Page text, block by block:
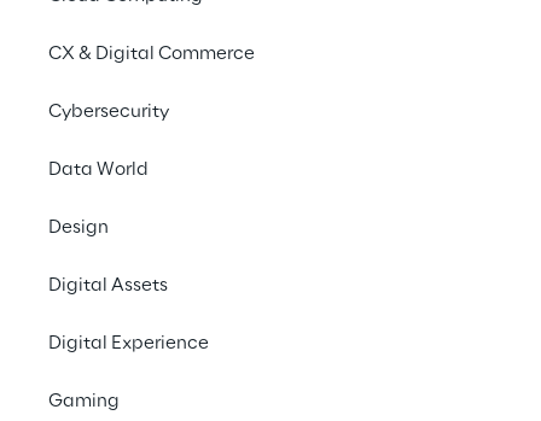
CX & Digital Commerce
Cybersecurity
Data World
Design
Digital Assets
Digital Experience
Gaming
AI Week 2024